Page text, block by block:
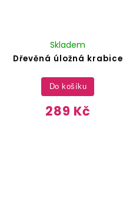
Dřevěná úložná krabice
Skladem
289 Kč
Do košíku